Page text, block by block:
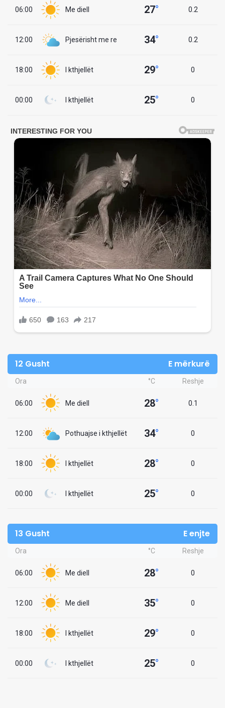
06:00 Me diell 27° 0.2
12:00 Pjesërisht me re 34° 0.2
18:00 I kthjellët 29° 0
00:00 I kthjellët 25° 0
12 Gusht E mërkurë
Ora °C Reshje
06:00 Me diell 28° 0.1
12:00 Pothuajse i kthjellët 34° 0
18:00 I kthjellët 28° 0
00:00 I kthjellët 25° 0
13 Gusht E enjte
Ora °C Reshje
06:00 Me diell 28° 0
12:00 Me diell 35° 0
18:00 I kthjellët 29° 0
00:00 I kthjellët 25° 0